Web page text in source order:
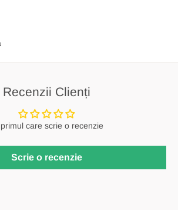
Recenzii Clienți
care scrie o recenzie
Scrie o recenzie